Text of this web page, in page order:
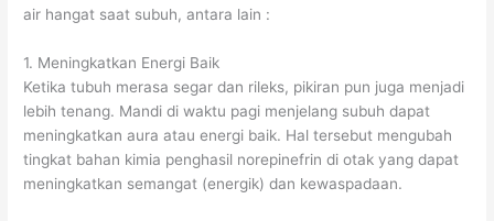
air hangat saat subuh, antara lain :
1. Meningkatkan Energi Baik
Ketika tubuh merasa segar dan rileks, pikiran pun juga menjadi
lebih tenang. Mandi di waktu pagi menjelang subuh dapat
meningkatkan aura atau energi baik. Hal tersebut mengubah
tingkat bahan kimia penghasil norepinefrin di otak yang dapat
meningkatkan semangat (energik) dan kewaspadaan.